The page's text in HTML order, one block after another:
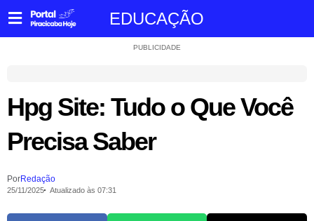
EDUCAÇÃO
PUBLICIDADE
Hpg Site: Tudo o Que Você
Precisa Saber
PorRedação
25/11/2025 Atualizado às 07:31